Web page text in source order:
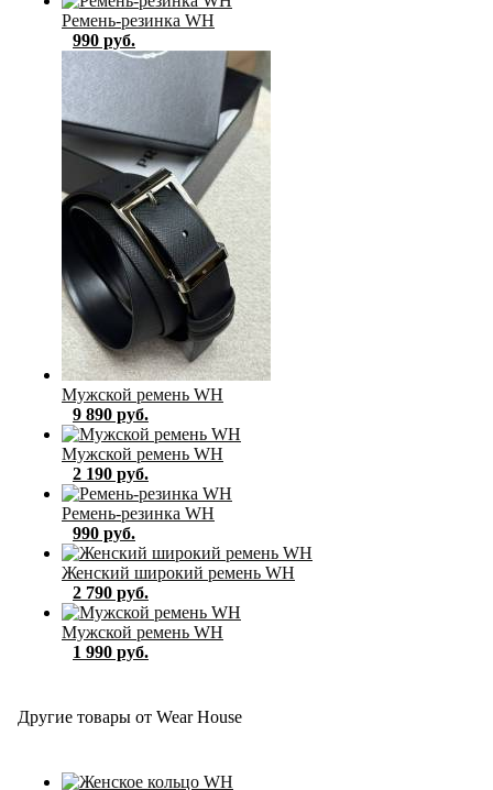
Ремень-резинка WH
990 руб.
Мужской ремень WH
9 890 руб.
Мужской ремень WH
2 190 руб.
Ремень-резинка WH
990 руб.
Женский широкий ремень WH
2 790 руб.
Мужской ремень WH
1 990 руб.
Другие товары от Wear House